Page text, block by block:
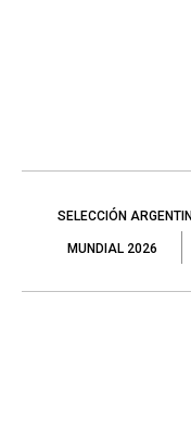
SELECCIÓN
MUNDIAL 2026